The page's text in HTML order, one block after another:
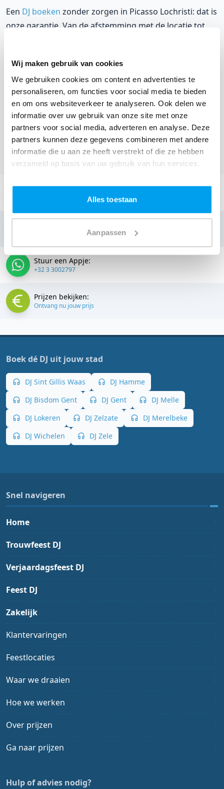
Wij maken gebruik van cookies
We gebruiken cookies om content en advertenties te
personaliseren, om functies voor social media te bieden
en om ons websiteverkeer te analyseren. Ook delen we
informatie over uw gebruik van onze site met onze
partners voor social media, adverteren en analyse. Deze
partners kunnen deze gegevens combineren met andere
informatie die u aan ze heeft verstrekt of die ze hebben
verzameld op basis van uw gebruik van hun services.
Alles toestaan
Aanpassen
Een DJ boeken zonder zorgen in Picasso Lochristi: dat is
onze garantie. Van de afstemming met de locatie tot
natuurlijk weten wat het kost.
EenDJ boeken uit Oost-Vlaanderenwas nog nooit zo
makkelijk. Daarom kun je bij ons online de prijs
berekenen voor jouw feest. Ook kun je nu boeken of
een vrijblijvende offerte aanvragen.Boek de beste DJ uit
Lochristien omgeving, en check dus nuonze prijzen
voor jouw DJ.
Stuur een email:
info@thedjcompany.be
Stuur een Appje:
+32 3 3002797
Prijzen bekijken:
Ontvang nu jouw prijs
Boek dé DJ uit jouw stad
DJ Sint Gillis Waas
DJ Hamme
DJ Bisdom Gent
DJ Gent
DJ Melle
DJ Lokeren
DJ Zelzate
DJ Merelbeke
DJ Wichelen
DJ Zele
Snel navigeren
Home
Trouwfeest DJ
Verjaardagsfeest DJ
Feest DJ
Zakelijk
Klantervaringen
Feestlocaties
Waar we draaien
Hoe we werken
Over prijzen
Ga naar prijzen
Hulp of advies nodig?